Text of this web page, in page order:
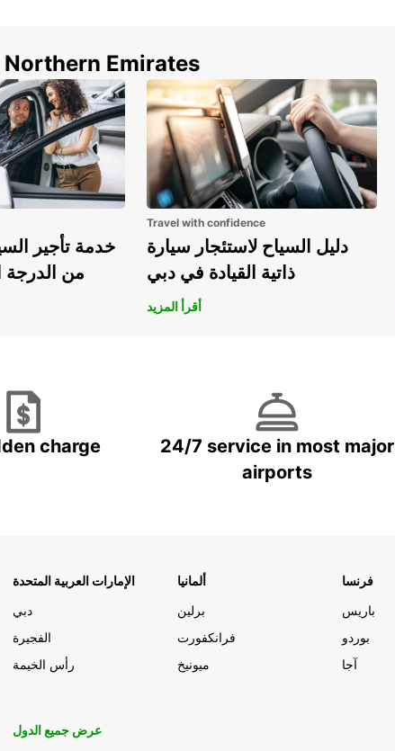
Emirates
خدمة تأجير
من الدرجة
Travel with confidence
دليل السياح لاستئجار سيارة
ذاتية القيادة في دبي
أقرأ المزيد
charge
24/7 service in most major
airports
الإمارات العربية المتحدة
دبي
الفجيرة
رأس الخيمة
ألمانيا
برلين
فرانكفورت
ميونيخ
فرنسا
باريس
بوردو
آجا
عرض جميع الدول